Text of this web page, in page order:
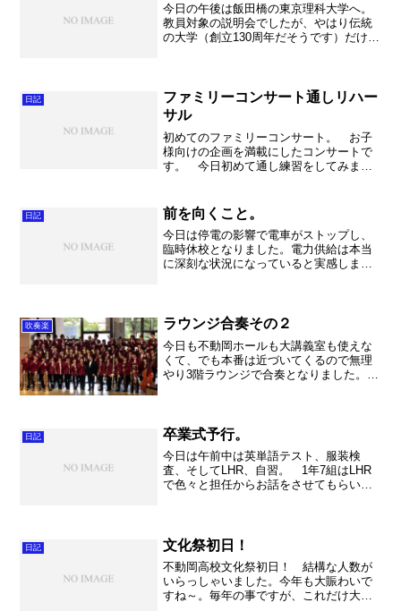
今日の午後は飯田橋の東京理科大学へ。
教員対象の説明会でしたが、やはり伝統
の大学（創立130周年だそうです）だけあ
の「良さ」とは。 それ...
日記
ファミリーコンサート通しリハー
サル
初めてのファミリーコンサート。 お子
様向けの企画を満載にしたコンサートで
す。 今日初めて通し練習をしてみまし
「ファミリーコンサートにはコナンが出
るよ。」と言うと「え！ほ...
日記 前を向くこと。
今日は停電の影響で電車がストップし、
臨時休校となりました。電力供給は本当
に深刻な状況になっていると実感しまし
実施されるのか、見送られ...
吹奏楽 ラウンジ合奏その２
今日も不動岡ホールも大講義室も使えな
くて、でも本番は近づいてくるので無理
やり3階ラウンジで合奏となりました。打
にいつもちゃんと練習し...
日記 卒業式予行。
今日は午前中は英単語テスト、服装検
査、そしてLHR、自習。 1年7組はLHR
で色々と担任からお話をさせてもらいま
た。。。 このクラスで過ごす...
日記 文化祭初日！
不動岡高校文化祭初日！ 結構な人数が
いらっしゃいました。今年も大賑わいで
すね～。毎年の事ですが、これだけ大勢